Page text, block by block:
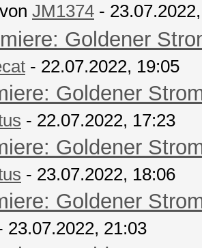
JM1374 -
Goldener
- 22.07.2022, 19:05
Goldener
- 22.07.2022, 17:23
Goldener
- 23.07.2022, 18:06
Goldener
21:03